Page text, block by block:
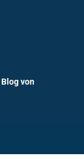
Blog von